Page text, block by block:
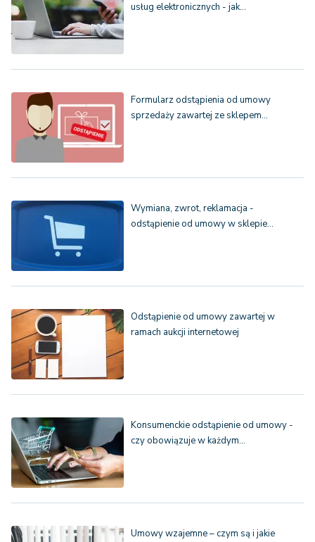
usług elektronicznych - jak…
Formularz odstąpienia od umowy
sprzedaży zawartej ze sklepem…
Wymiana, zwrot, reklamacja -
odstąpienie od umowy w sklepie…
Odstąpienie od umowy zawartej w
ramach aukcji internetowej
Konsumenckie odstąpienie od umowy -
czy obowiązuje w każdym…
Umowy wzajemne – czym są i jakie